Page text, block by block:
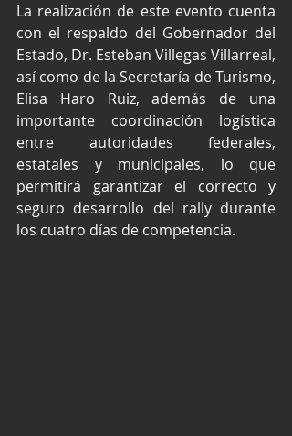
La realización de este evento cuenta
con el respaldo del Gobernador del
Estado, Dr. Esteban Villegas Villarreal,
así como de la Secretaría de Turismo,
Elisa Haro Ruiz, además de una
importante coordinación logística
entre autoridades federales,
estatales y municipales, lo que
permitirá garantizar el correcto y
seguro desarrollo del rally durante
los cuatro días de competencia.